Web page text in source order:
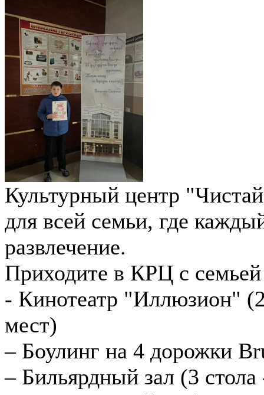
Культурный центр
для всей семьи, где
развлечение.
Приходите в КРЦ с
- Кинотеатр "Иллюзион"
мест)
– Боулинг на 4 дорожки
– Бильярдный зал (3